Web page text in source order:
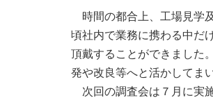
時間の都合上、工場見学
頃社内で業務に携わる中だ
頂戴することができました
発や改良等へと活かしてま
次回の調査会は７月に実